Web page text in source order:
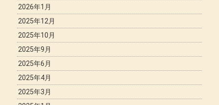
2026年1月
2025年12月
2025年10月
2025年9月
2025年6月
2025年4月
2025年3月